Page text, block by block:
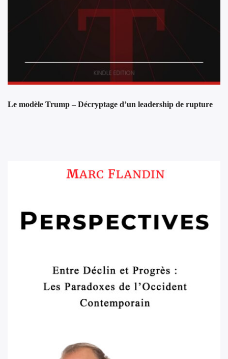
Le modèle Trump – Décryptage d’un leadership de rupture